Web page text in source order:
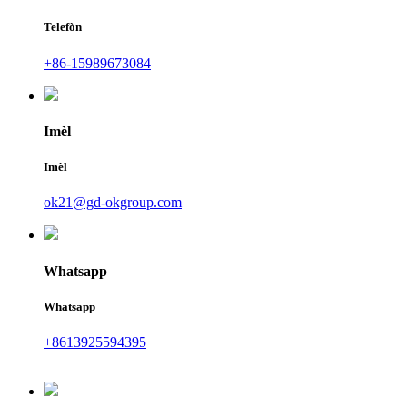
Telefòn
+86-15989673084
Imèl
Imèl
ok21@gd-okgroup.com
Whatsapp
Whatsapp
+8613925594395